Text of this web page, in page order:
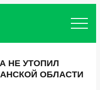
НЕ УТОПИЛ
ОБЛАСТИ